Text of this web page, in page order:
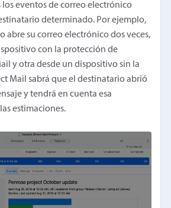
eventos de correo electrónico
determinado. Por ejemplo,
abre su correo electrónico dos veces,
con la protección de
y otra desde un dispositivo sin la
Mail sabrá que el destinatario abrió
y tendrá en cuenta esa
estimaciones.